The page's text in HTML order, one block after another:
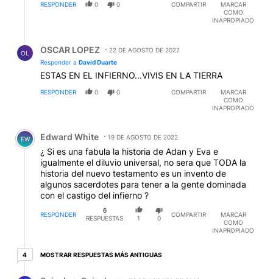
RESPONDER 0 0 COMPARTIR
MARCAR
COMO
INAPROPIADO
OL OSCAR LOPEZ
22 DE AGOSTO DE 2022
Responder a David Duarte
ESTAS EN EL INFIERNO...VIVIS EN LA TIERRA
RESPONDER 0 0 COMPARTIR
MARCAR
COMO
INAPROPIADO
Comentario de Edward White.
EW Edward White 19 DE AGOSTO DE 2022
¿ Si es una fabula la historia de Adan y Eva e
igualmente el diluvio universal, no sera que TODA la
historia del nuevo testamento es un invento de
algunos sacerdotes para tener a la gente dominada
con el castigo del infierno ?
RESPONDER
6
RESPUESTAS
1 0
COMPARTIR
MARCAR
COMO
INAPROPIADO
44 respuestas más antiguas
MOSTRAR RESPUESTAS MÁS ANTIGUAS